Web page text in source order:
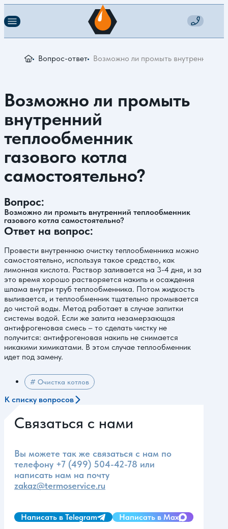
Вопрос-ответ Возможно ли промыть внутренний
Возможно ли промыть
внутренний
теплообменник
газового котла
самостоятельно?
Вопрос:
Возможно ли промыть внутренний теплообменник
газового котла самостоятельно?
Ответ на вопрос:
Провести внутреннюю очистку теплообменника можно
самостоятельно, используя такое средство, как
лимонная кислота. Раствор заливается на 3-4 дня, и за
это время хорошо растворяется накипь и осаждения
шлама внутри труб теплообменника. Потом жидкость
выливается, и теплообменник тщательно промывается
до чистой воды. Метод работает в случае запитки
системы водой. Если же залита незамерзающая
антифрогеновая смесь – то сделать чистку не
получится: антифрогеновая накипь не снимается
никакими химикатами. В этом случае теплообменник
идет под замену.
# Очистка котлов
К списку вопросов
Связаться с нами
Вы можете так же связаться с нам по
телефону +7 (499) 504-42-78 или
написать нам на почту
zakaz@termoservice.ru
Написать в Telegram Написать в Max